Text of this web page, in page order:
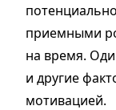
приемными
на время.
и другие
мотивацией.